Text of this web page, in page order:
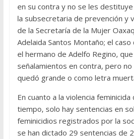
en su contra y no se les
la subsecretaria de prevención y
de la Secretaría de la Mujer
Adelaida Santos Montaño; el
el hermano de Adelfo Regino,
señalamientos en contra, pero no
quedó grande o como letra
En cuanto a la violencia
tiempo, solo hay sentencias en
feminicidios registrados por la
se han dictado 29 sentencias de